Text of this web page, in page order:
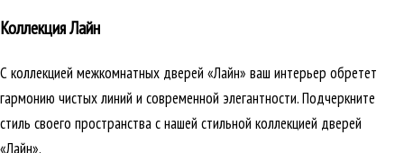
Коллекция Лайн
С коллекцией межкомнатных дверей «Лайн» ваш интерьер обретет
гармонию чистых линий и современной элегантности. Подчеркните
стиль своего пространства с нашей стильной коллекцией дверей
«Лайн».